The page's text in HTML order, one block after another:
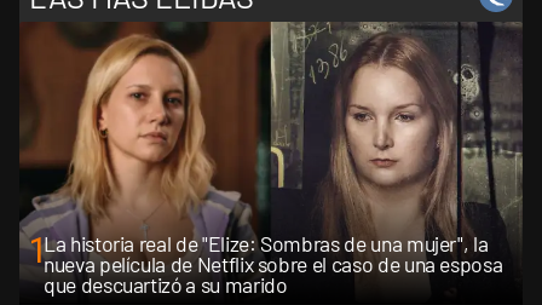
1La historia real de "Elize: Sombras de una mujer", la
nueva película de Netflix sobre el caso de una esposa
que descuartizó a su marido